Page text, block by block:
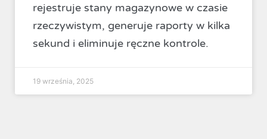
rejestruje stany magazynowe w czasie
rzeczywistym, generuje raporty w kilka
sekund i eliminuje ręczne kontrole.
19 września, 2025